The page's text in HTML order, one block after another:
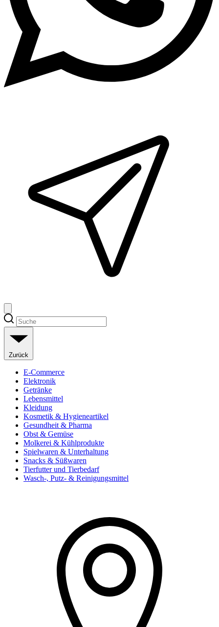
Zurück
E-Commerce
Elektronik
Getränke
Lebensmittel
Kleidung
Kosmetik & Hygieneartikel
Gesundheit & Pharma
Obst & Gemüse
Molkerei & Kühlprodukte
Spielwaren & Unterhaltung
Snacks & Süßwaren
Tierfutter und Tierbedarf
Wasch-, Putz- & Reinigungsmittel